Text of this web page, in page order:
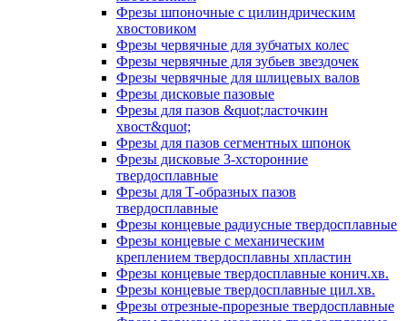
Фрезы шпоночные с цилиндрическим
хвостовиком
Фрезы червячные для зубчатых колес
Фрезы червячные для зубьев звездочек
Фрезы червячные для шлицевых валов
Фрезы дисковые пазовые
Фрезы для пазов &quot;ласточкин
хвост&quot;
Фрезы для пазов сегментных шпонок
Фрезы дисковые 3-хсторонние
твердосплавные
Фрезы для Т-образных пазов
твердосплавные
Фрезы концевые радиусные твердосплавные
Фрезы концевые с механическим
креплением твердосплавны хпластин
Фрезы концевые твердосплавные конич.хв.
Фрезы концевые твердосплавные цил.хв.
Фрезы отрезные-прорезные твердосплавные